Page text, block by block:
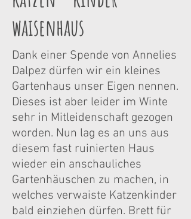
waisenhaus
Dank einer Spende von Annelies
Dalpez dürfen wir ein kleines
Gartenhaus unser Eigen nennen.
Dieses ist aber leider im Winte
sehr in Mitleidenschaft gezogen
worden. Nun lag es an uns aus
diesem fast ruinierten Haus
wieder ein anschauliches
Gartenhäuschen zu machen, in
welches verwaiste Katzenkinder
bald einziehen dürfen. Brett für